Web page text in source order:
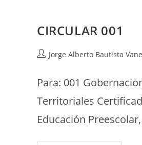
CIRCULAR 001
Jorge Alberto Bautista
Para: 001
Territoriales
Educación